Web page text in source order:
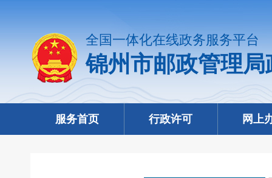
全国一体化在线政务服务平台
锦州市邮政管理
服务首页 行政许可 网上